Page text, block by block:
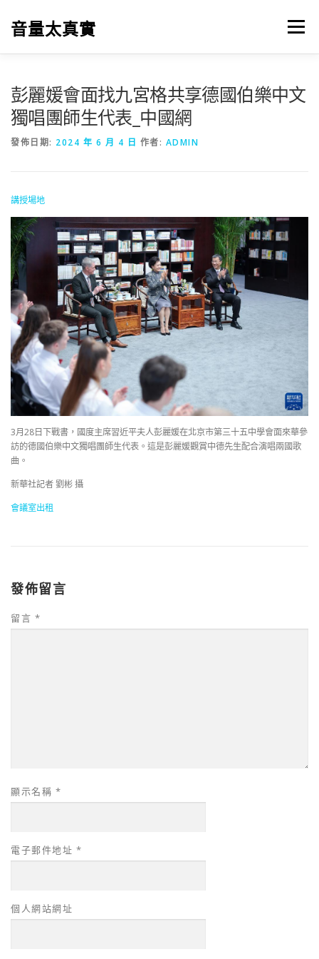
音量太真實 選單
彭麗媛會面找九宮格共享德國伯樂中文
獨唱團師生代表_中國網
發佈日期: 2024 年 6 月 4 日 作者: ADMIN
講授場地
3月28日下戰書，國度主席習近平夫人彭麗媛在北京市第三十五中學會面來華參
訪的德國伯樂中文獨唱團師生代表。這是彭麗媛觀賞中德先生配合演唱兩國歌
曲。
新華社記者 劉彬 攝
會議室出租
發佈留言
留言 *
顯示名稱 *
電子郵件地址 *
個人網站網址